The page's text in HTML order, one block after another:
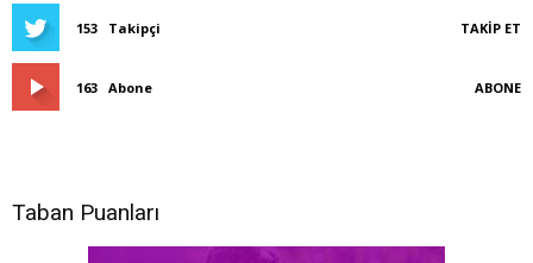
153 Takipçi TAKIP ET
163 Abone ABONE
Taban Puanları